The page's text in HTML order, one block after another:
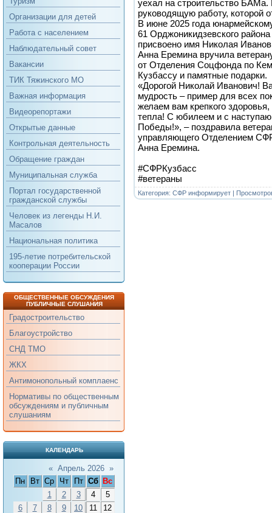
Организации для детей
Работа с населением
Наблюдательный совет
Вакансии
ТИК Тяжинского МО
Важная информация
Видеорепортажи
Открытые данные
Контрольная деятельность
Обращение граждан
Муниципальная служба
Портал государственной
гражданской службы
Человек из легенды Н.И.
Масалов
Национальная политика
195-летие потребительской
кооперации России
ОБЩЕСТВЕННЫЕ ОБСУЖДЕНИЯ
ПУБЛИЧНЫЕ СЛУШАНИЯ
Градостроительство
Благоустройство
СНД ТМО
ЖКХ
Антимонопольный комплаенс
Нормативы по общественным
обсуждениям и публичным
слушаниям
КАЛЕНДАРЬ
« Апрель 2026 »
Пн
Вт Ср Чт Пт Сб
Вс
1
2 3 4
5
6
7 8 9 10 11
12
уехал на строительство БАМа.
руководящую работу, которой
В июне 2025 года
61 Орджоникидзевского
присвоено имя Николая
Анна Еремина вручила
от Отделения Соцфонда по
Кузбассу и памятные подарки.
«Дорогой Николай Иванович!
мудрость – пример для всех
желаем вам крепкого
тепла! С юбилеем и с
Победы!», – поздравила
управляющего Отделением
Анна Еремина.
#CФРКузбасс
#ветераны
Категория: СФР информирует |